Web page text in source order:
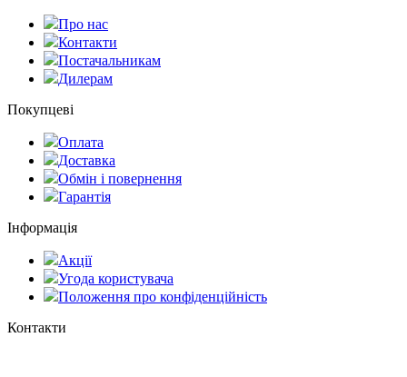
Про нас
Контакти
Постачальникам
Дилерам
Покупцеві
Оплата
Доставка
Обмін і повернення
Гарантія
Інформація
Акції
Угода користувача
Положення про конфіденційність
Контакти